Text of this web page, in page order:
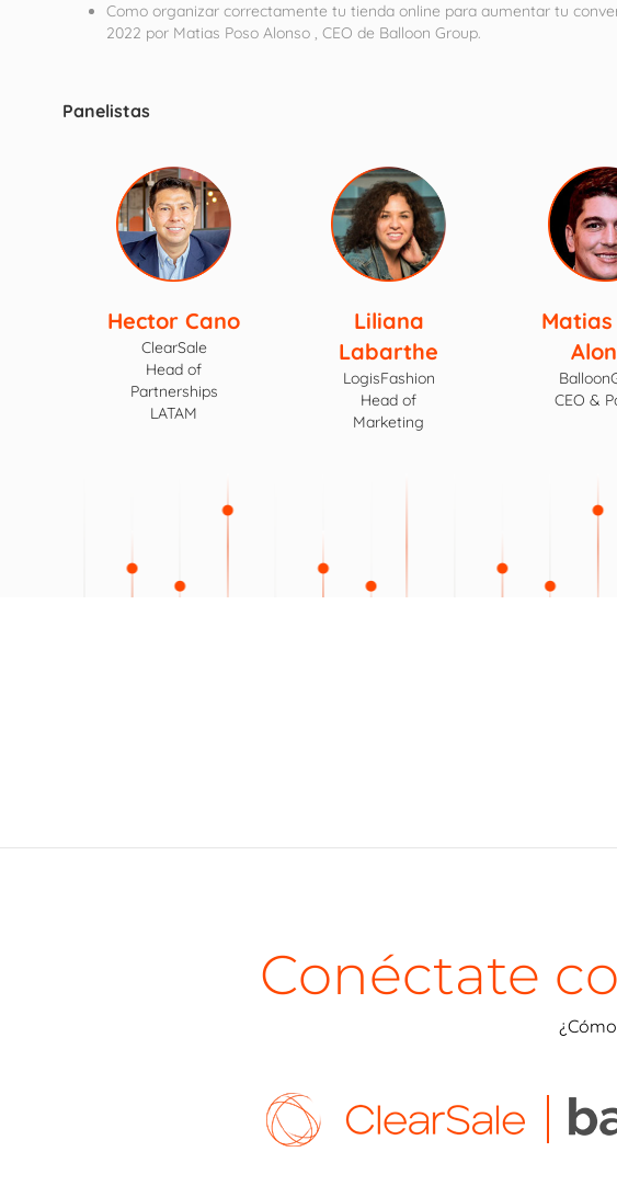
Como organizar correctamente tu tienda online para aumentar tu
2022 por Matias Poso Alonso , CEO de Balloon Group.
Panelistas
Hector Cano
ClearSale
Head of
Partnerships
LATAM
Liliana
Labarthe
LogisFashion
Head of
Marketing
Matias
CEO &
Conéctate